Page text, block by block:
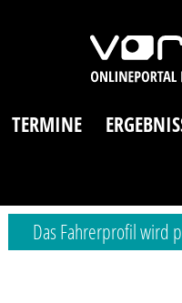
TERMINE
Das Fahrerprofil wird